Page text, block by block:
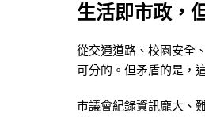
生活即市政，
從交通道路、校園安全
可分的。但矛盾的是，
市議會紀錄資訊龐大、